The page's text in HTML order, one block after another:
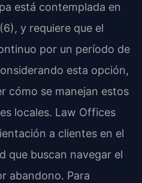
está contemplada en
y requiere que el
por un período de
esta opción,
cómo se manejan estos
locales. Law Offices
a clientes en el
que buscan navegar el
abandono. Para